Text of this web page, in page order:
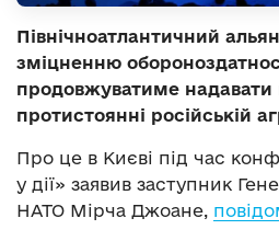
Північноатлантичний
зміцненню
продовжуватиме надавати
протистоянні російській
Про це в Києві під час
у дії» заявив заступник
НАТО Мірча Джоане,